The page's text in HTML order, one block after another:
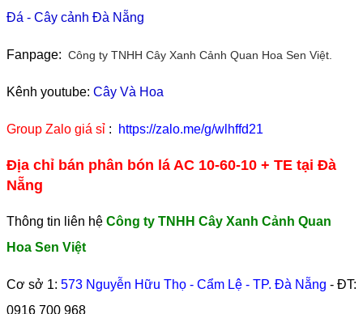
Đá - Cây cảnh Đà Nẵng
Fanpage: Công ty TNHH Cây Xanh Cảnh Quan Hoa Sen Việt.
Kênh youtube: Cây Và Hoa
Group Zalo giá sỉ : https://zalo.me/g/wlhffd21
Địa chỉ bán phân bón lá AC 10-60-10 + TE tại Đà
Nẵng
Thông tin liên hệ Công ty TNHH Cây Xanh Cảnh Quan
Hoa Sen Việt
Cơ sở 1: 573 Nguyễn Hữu Thọ - Cẩm Lệ - TP. Đà Nẵng - ĐT:
0916 700 968